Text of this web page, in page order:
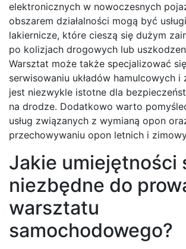
elektronicznych w nowoczesnych
obszarem działalności mogą być
lakiernicze, które cieszą się dużym
po kolizjach drogowych lub
Warsztat może także specjalizować
serwisowaniu układów hamulcowych i
jest niezwykle istotne dla
na drodze. Dodatkowo warto
usług związanych z wymianą opon
przechowywaniu opon letnich i
Jakie umiejętności
niezbędne do
warsztatu
samochodowego?